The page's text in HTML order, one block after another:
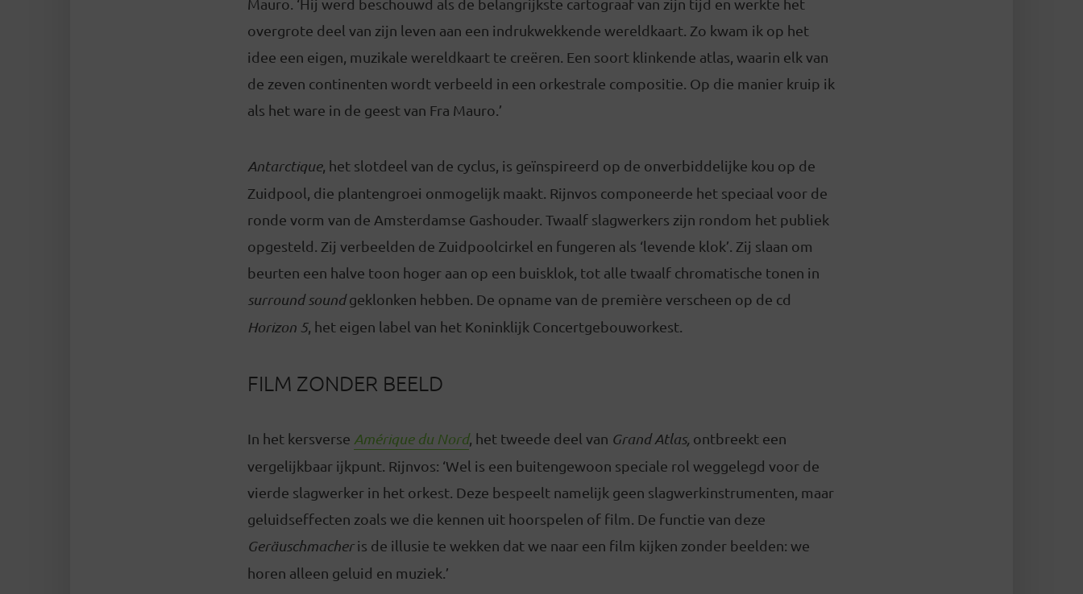
Mauro. ‘Hij werd beschouwd als de belangrijkste cartograaf van zijn tijd en werkte het
overgrote deel van zijn leven aan een indrukwekkende wereldkaart. Zo kwam ik op het
idee een eigen, muzikale wereldkaart te creëren. Een soort klinkende atlas, waarin elk van
de zeven continenten wordt verbeeld in een orkestrale compositie. Op die manier kruip ik
als het ware in de geest van Fra Mauro.’
Antarctique, het slotdeel van de cyclus, is geïnspireerd op de onverbiddelijke kou op de
Zuidpool, die plantengroei onmogelijk maakt. Rijnvos componeerde het speciaal voor de
ronde vorm van de Amsterdamse Gashouder. Twaalf slagwerkers zijn rondom het publiek
opgesteld. Zij verbeelden de Zuidpoolcirkel en fungeren als ‘levende klok’. Zij slaan om
beurten een halve toon hoger aan op een buisklok, tot alle twaalf chromatische tonen in
surround soundgeklonken hebben. De opname van de première verscheen op de cd
Horizon 5, het eigen label van het Koninklijk Concertgebouworkest.
FILM ZONDER BEELD
In het kersverse Amérique du Nord, het tweede deel van Grand Atlas, ontbreekt een
vergelijkbaar ijkpunt. Rijnvos: ‘Wel is een buitengewoon speciale rol weggelegd voor de
vierde slagwerker in het orkest. Deze bespeelt namelijk geen slagwerkinstrumenten, maar
geluidseffecten zoals we die kennen uit hoorspelen of film. De functie van deze
Geräuschmacheris de illusie te wekken dat we naar een film kijken zonder beelden: we
horen alleen geluid en muziek.’